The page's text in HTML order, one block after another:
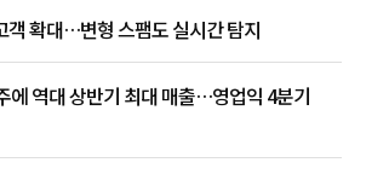
객 확대…변형 스팸도 실시간 탐지
에 역대 상반기 최대 매출…영업익 4분기